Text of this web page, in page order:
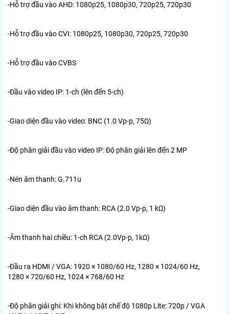
-Hỗ trợ đầu vào AHD: 1080p25, 1080p30, 720p25, 720p30
-Hỗ trợ đầu vào CVI: 1080p25, 1080p30, 720p25, 720p30
-Hỗ trợ đầu vào CVBS
-Đầu vào video IP: 1-ch (lên đến 5-ch)
-Giao diện đầu vào video: BNC (1.0 Vp-p, 75Ω)
-Độ phân giải đầu vào video IP: Độ phân giải lên đến 2 MP
-Nén âm thanh: G.711u
-Giao diện đầu vào âm thanh: RCA (2.0 Vp-p, 1 kΩ)
-Âm thanh hai chiều: 1-ch RCA (2.0Vp-p, 1kΩ)
-Đầu ra HDMI / VGA: 1920 × 1080/60 Hz, 1280 × 1024/60 Hz,
1280 × 720/60 Hz, 1024 × 768/60 Hz
-Độ phân giải ghi: Khi không bật chế độ 1080p Lite: 720p / VGA